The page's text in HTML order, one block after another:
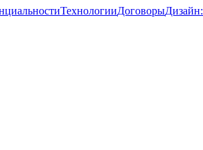
ТехнологииДоговорыДизайн: